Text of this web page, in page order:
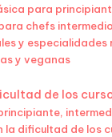
para
chefs
y especialidades
y veganas
de los
la dificultad de los